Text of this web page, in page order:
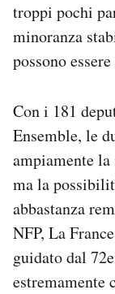
troppi pochi
minoranza
possono
Con i 181
Ensemble, le
ampiamente
ma la
abbastanza
NFP, La
guidato dal
estremamente